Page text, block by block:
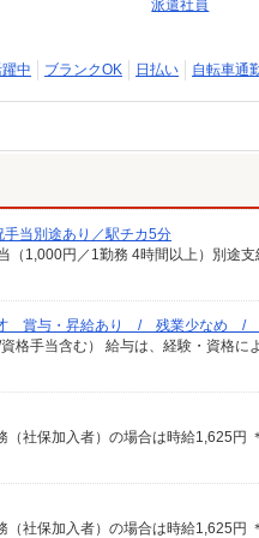
派遣社員
中 ブランクOK 日払い 自転車通
当別途あり／駅チカ5分
円／1勤務 4時間以上）別途支
賞与・昇給あり / 残業少なめ /